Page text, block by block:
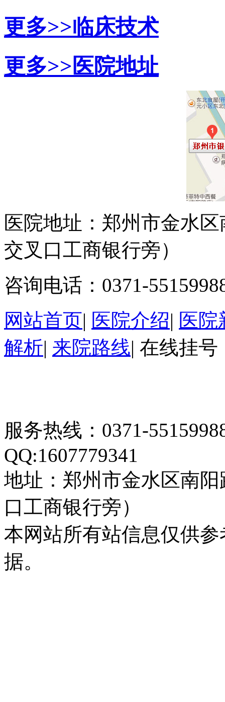
更多>>临床技术
更多>>医院地址
医院地址：郑州市金水
交叉口工商银行旁）
咨询电话：0371-
网站首页| 医院介绍| 医院
解析| 来院路线| 在线挂号
服务热线：0371-
QQ:1607779341
地址：郑州市金水区南
口工商银行旁）
本网站所有站信息仅供
据。